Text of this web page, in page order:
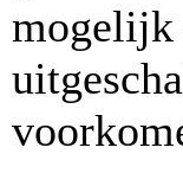
mogelijk